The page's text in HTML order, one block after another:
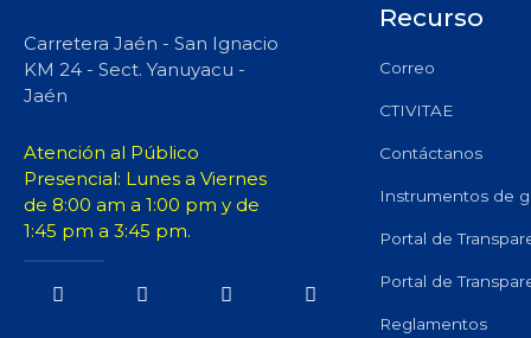
Carretera Jaén - San Ignacio
KM 24 - Sect. Yanuyacu -
Jaén
Atención al Público
Presencial: Lunes a Viernes
de 8:00 am a 1:00 pm y de
1:45 pm a 3:45 pm.
Recurso
Correo
CTIVITAE
Contáctanos
Instrumentos de
Portal de
Portal de
Reglamentos